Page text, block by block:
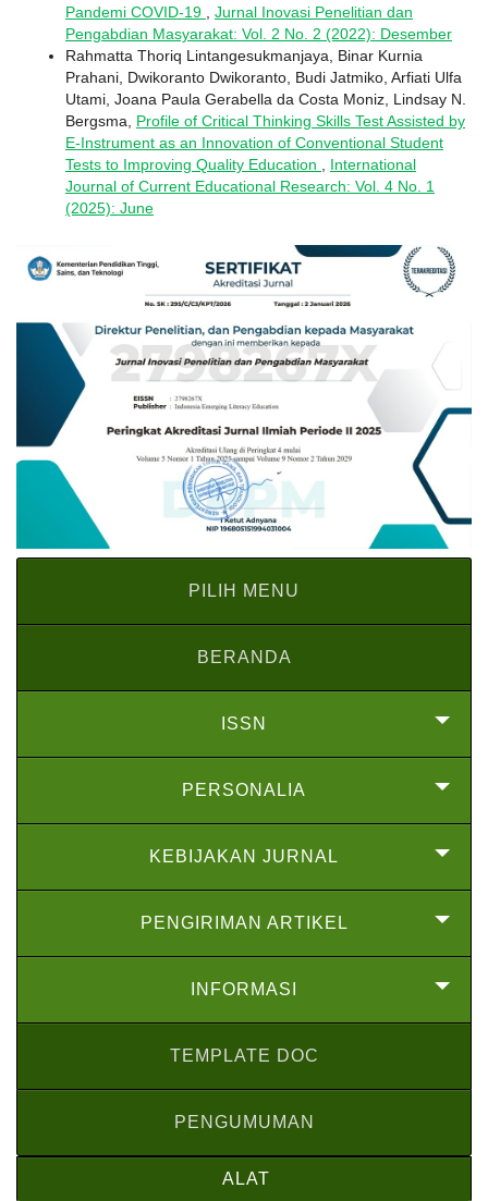
Pandemi COVID-19
Jurnal Inovasi Penelitian dan
Pengabdian Masyarakat: Vol. 2 No. 2 (2022): Desember
Rahmatta Thoriq Lintangesukmanjaya, Binar Kurnia
Prahani, Dwikoranto Dwikoranto, Budi Jatmiko, Arfiati Ulfa
Utami, Joana Paula Gerabella da Costa Moniz, Lindsay N.
Bergsma, Profile of Critical Thinking Skills Test Assisted by
E-Instrument as an Innovation of Conventional Student
Tests to Improving Quality Education
International
Journal of Current Educational Research: Vol. 4 No. 1
(2025): June
PILIH MENU
BERANDA
ISSN
PERSONALIA
KEBIJAKAN JURNAL
PENGIRIMAN ARTIKEL
INFORMASI
TEMPLATE DOC
PENGUMUMAN
ALAT